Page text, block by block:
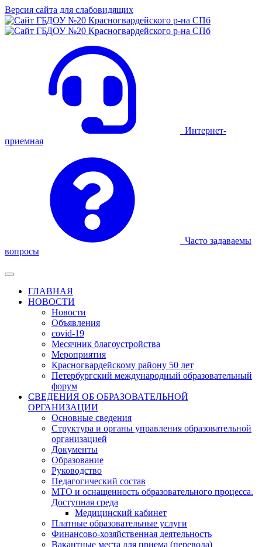
Версия сайта для слабовидящих
Интернет-
приемная
Часто задаваемы
вопросы
ГЛАВНАЯ
НОВОСТИ
Новости
Объявления
covid-19
Месячник благоустройства
Мероприятия
Красногвардейскому району 50 лет
Петербургский международный образовательный
форум
СВЕДЕНИЯ ОБ ОБРАЗОВАТЕЛЬНОЙ
ОРГАНИЗАЦИИ
Основные сведения
Структура и органы управления образовательной
организацией
Документы
Образование
Руководство
Педагогический состав
МТО и оснащенность образовательного процесса.
Доступная среда
Медицинский кабинет
Платные образовательные услуги
Финансово-хозяйственная деятельность
Вакантные места для приема (перевода)